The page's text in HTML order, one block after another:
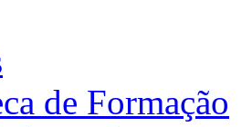
de Formação